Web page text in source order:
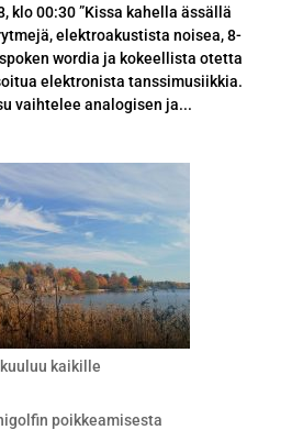
klo 00:30 ”Kissa kahella ässällä
elektroakustista noisea, 8-
wordia ja kokeellista otetta
elektronista tanssimusiikkia.
vaihtelee analogisen ja...
kaikille
poikkeamisesta